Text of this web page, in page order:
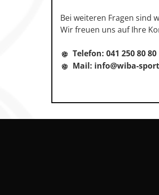
Bei weiteren Fragen sind
Wir freuen uns auf Ihre
Telefon: 041 250 80 80
Mail: info@wiba-